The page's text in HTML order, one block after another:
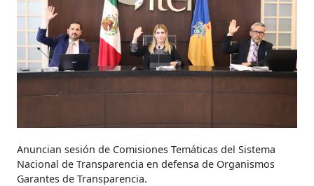
Anuncian sesión de Comisiones Temáticas del Sistema
Nacional de Transparencia en defensa de Organismos
Garantes de Transparencia.